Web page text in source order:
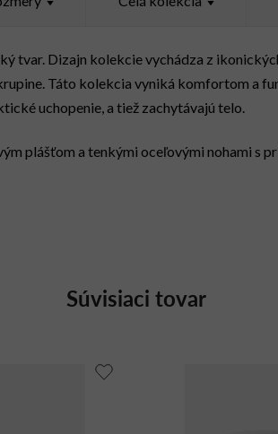
tvar. Dizajn kolekcie vychádza z
Táto kolekcia vyniká komfortom a
uchopenie, a tiež zachytávajú telo.
plášťom a tenkými oceľovými nohami s
Súvisiaci tovar